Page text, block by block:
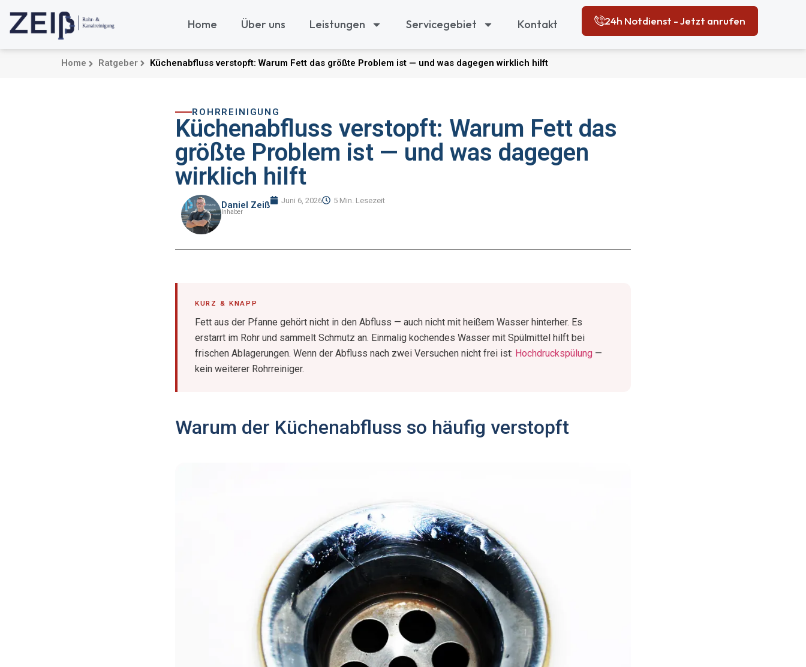
Home Über uns Leistungen Servicegebiet Kontakt 24h Notdienst - Jetzt anrufen
Home Ratgeber Küchenabfluss verstopft: Warum Fett das größte Problem ist — und was dagegen wirklich hilft
ROHRREINIGUNG
Küchenabfluss verstopft: Warum Fett das
größte Problem ist — und was dagegen
wirklich hilft
Daniel Zeiß
Inhaber
Juni 6, 2026 5 Min. Lesezeit
Fett aus der Pfanne gehört nicht in den Abfluss — auch nicht mit heißem Wasser hinterher. Es
erstarrt im Rohr und sammelt Schmutz an. Einmalig kochendes Wasser mit Spülmittel hilft bei
frischen Ablagerungen. Wenn der Abfluss nach zwei Versuchen nicht frei ist: Hochdruckspülung—
kein weiterer Rohrreiniger.
Warum der Küchenabfluss so häufig verstopft